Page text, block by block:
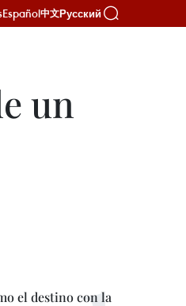
Español中文Русский
un
el destino con la